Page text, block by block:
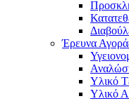
Έρευνα
Υλικό
Υλικό